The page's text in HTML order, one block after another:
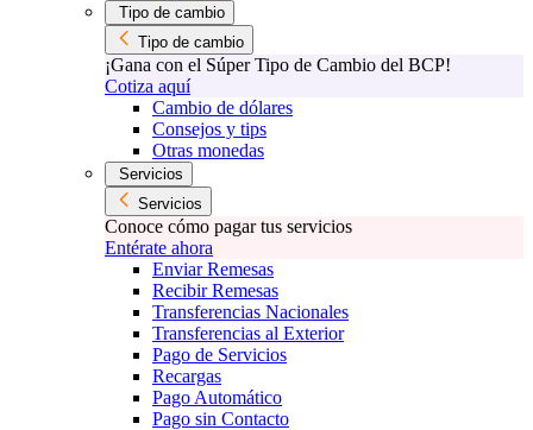
Tipo de cambio
Tipo de cambio
¡Gana con el Súper Tipo de Cambio del BCP!
Cotiza aquí
Cambio de dólares
Consejos y tips
Otras monedas
Servicios
Servicios
Conoce cómo pagar tus servicios
Entérate ahora
Enviar Remesas
Recibir Remesas
Transferencias Nacionales
Transferencias al Exterior
Pago de Servicios
Recargas
Pago Automático
Pago sin Contacto